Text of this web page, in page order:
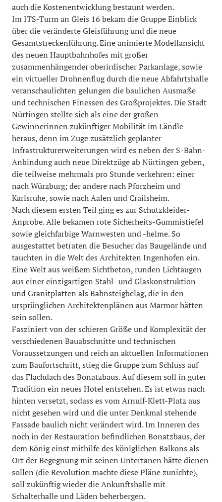
auch die Kostenentwicklung bestaunt werden.
Im ITS-Turm an Gleis 16 bekam die Gruppe Einblick
über die veränderte Gleisführung und die neue
Gesamtstreckenführung. Eine animierte Modellansicht
des neuen Hauptbahnhofes mit großer
zusammenhängender oberirdischer Parkanlage, sowie
ein virtueller Drohnenflug durch die neue Abfahrtshalle
veranschaulichten gelungen die baulichen Ausmaße
und technischen Finessen des Großprojektes. Die Stadt
Nürtingen stellte sich als eine der großen
Gewinnerinnen zukünftiger Mobilität im Ländle
heraus, denn im Zuge zusätzlich geplanter
Infrastrukturerweiterungen wird es neben der S-Bahn-
Anbindung auch neue Direktzüge ab Nürtingen geben,
die teilweise mehrmals pro Stunde verkehren: einer
nach Würzburg; der andere nach Pforzheim und
Karlsruhe, sowie nach Aalen und Crailsheim.
Nach diesem ersten Teil ging es zur Schutzkleider-
Anprobe. Alle bekamen rote Sicherheits-Gummistiefel
sowie gleichfarbige Warnwesten und -helme. So
ausgestattet betraten die Besucher das Baugelände und
tauchten in die Welt des Architekten Ingenhofen ein.
Eine Welt aus weißem Sichtbeton, runden Lichtaugen
aus einer einzigartigen Stahl- und Glaskonstruktion
und Granitplatten als Bahnsteigbelag, die in den
ursprünglichen Architektenplänen aus Marmor hätten
sein sollen.
Fasziniert von der schieren Größe und Komplexität der
verschiedenen Bauabschnitte und technischen
Voraussetzungen und reich an aktuellen Informationen
zum Baufortschritt, stieg die Gruppe zum Schluss auf
das Flachdach des Bonatzbaus. Auf diesem soll in guter
Tradition ein neues Hotel entstehen. Es ist etwas nach
hinten versetzt, sodass es vom Arnulf-Klett-Platz aus
nicht gesehen wird und die unter Denkmal stehende
Fassade baulich nicht verändert wird. Im Inneren des
noch in der Restauration befindlichen Bonatzbaus, der
dem König einst mithilfe des königlichen Balkons als
Ort der Begegnung mit seinen Untertanen hätte dienen
sollen (die Revolution machte diese Pläne zunichte),
soll zukünftig wieder die Ankunftshalle mit
Schalterhalle und Läden beherbergen.